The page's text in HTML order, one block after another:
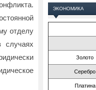
отделу
случаях
ЭКОНОМИКА
Золото
Серебро
Платина